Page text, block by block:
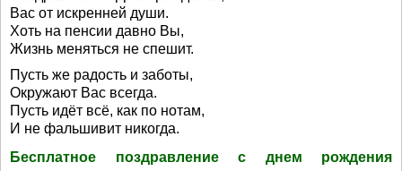
Вас от искренней души.
Хоть на пенсии давно Вы,
Жизнь меняться не спешит.
Пусть же радость и заботы,
Окружают Вас всегда.
Пусть идёт всё, как по нотам,
И не фальшивит никогда.
Бесплатное поздравление с днем рождения